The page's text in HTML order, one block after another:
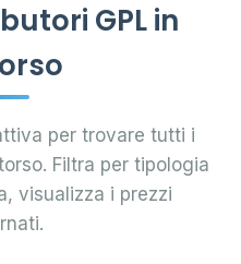
GPL in
per trovare tutti i
Filtra per tipologia
visualizza i prezzi